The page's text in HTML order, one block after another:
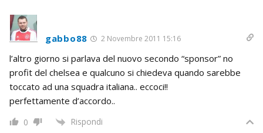
gabbo88 2 Novembre 2011 15:16
l’altro giorno si parlava del nuovo secondo “sponsor” no
profit del chelsea e qualcuno si chiedeva quando sarebbe
toccato ad una squadra italiana.. eccoci!!
perfettamente d’accordo..
0 Rispondi